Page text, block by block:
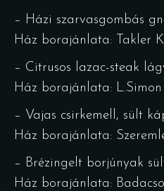
– Házi szarvasgombás
Ház borajánlata: Takler
– Citrusos lazac-steak
Ház borajánlata:
– Vajas csirkemell, sült
Ház borajánlata:
– Brézingelt borjúnyak
Ház borajánlata: